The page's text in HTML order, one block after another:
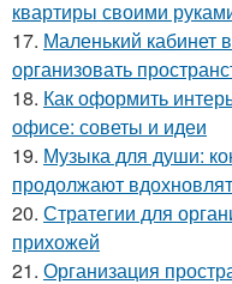
квартиры своими
17. Маленький кабинет
организовать
18. Как оформить
офисе: советы и идеи
19. Музыка для души:
продолжают
20. Стратегии для
прихожей
21. Организация